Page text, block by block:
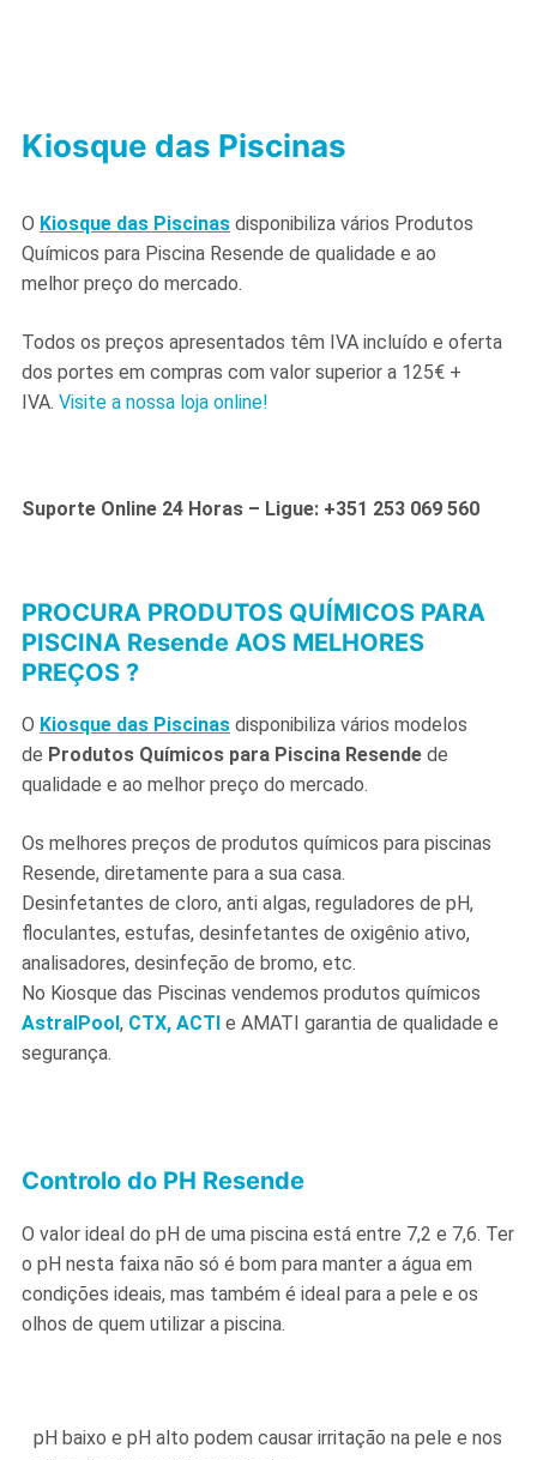
Kiosque das Piscinas
O Kiosque das Piscinas disponibiliza vários Produtos
Químicos para Piscina Resende de qualidade e ao
melhor preço do mercado.
Todos os preços apresentados têm IVA incluído e oferta
dos portes em compras com valor superior a 125€ +
IVA. Visite a nossa loja online!
Suporte Online 24 Horas – Ligue: +351 253 069 560
PROCURA PRODUTOS QUÍMICOS PARA
PISCINA Resende AOS MELHORES
PREÇOS ?
O Kiosque das Piscinas disponibiliza vários modelos
de Produtos Químicos para Piscina Resende de
qualidade e ao melhor preço do mercado.
Os melhores preços de produtos químicos para piscinas
Resende, diretamente para a sua casa.
Desinfetantes de cloro, anti algas, reguladores de pH,
floculantes, estufas, desinfetantes de oxigênio ativo,
analisadores, desinfeção de bromo, etc.
No Kiosque das Piscinas vendemos produtos químicos
AstralPool, CTX, ACTI e AMATI garantia de qualidade e
segurança.
Controlo do PH Resende
O valor ideal do pH de uma piscina está entre 7,2 e 7,6. Ter
o pH nesta faixa não só é bom para manter a água em
condições ideais, mas também é ideal para a pele e os
olhos de quem utilizar a piscina.
pH baixo e pH alto podem causar irritação na pele e nos